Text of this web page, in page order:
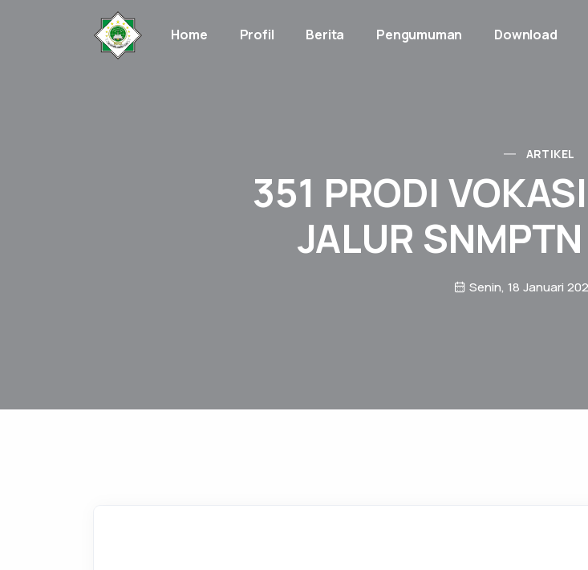
Home Profil Berita Pengumuman Download
ARTIKEL
351 PRODI
JALUR
Senin, 18 Januari